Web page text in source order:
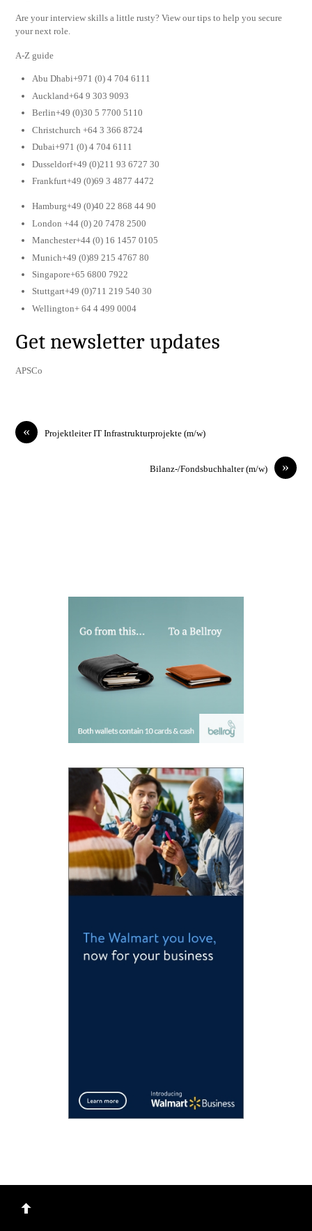
Are your interview skills a little rusty? View our tips to help you secure
your next role.
A-Z guide
Abu Dhabi+971 (0) 4 704 6111
Auckland+64 9 303 9093
Berlin+49 (0)30 5 7700 5110
Christchurch +64 3 366 8724
Dubai+971 (0) 4 704 6111
Dusseldorf+49 (0)211 93 6727 30
Frankfurt+49 (0)69 3 4877 4472
Hamburg+49 (0)40 22 868 44 90
London +44 (0) 20 7478 2500
Manchester+44 (0) 16 1457 0105
Munich+49 (0)89 215 4767 80
Singapore+65 6800 7922
Stuttgart+49 (0)711 219 540 30
Wellington+ 64 4 499 0004
Get newsletter updates
APSCo
« Projektleiter IT Infrastrukturprojekte (m/w)
»
Bilanz-/Fondsbuchhalter (m/w)